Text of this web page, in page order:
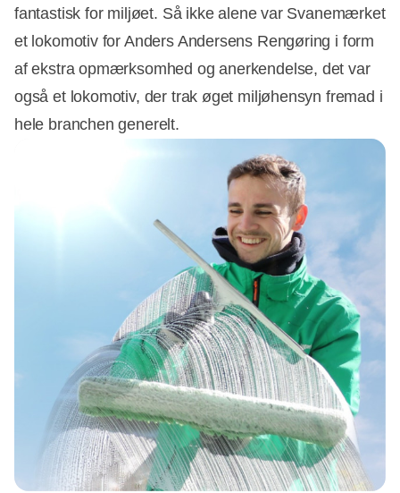
fantastisk for miljøet. Så ikke alene var Svanemærket
et lokomotiv for Anders Andersens Rengøring i form
af ekstra opmærksomhed og anerkendelse, det var
også et lokomotiv, der trak øget miljøhensyn fremad i
hele branchen generelt.